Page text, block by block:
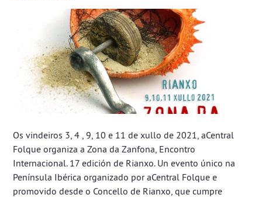
Os vindeiros 3, 4 , 9, 10 e 11 de xullo de 2021, aCentral
Folque organiza a Zona da Zanfona, Encontro
Internacional. 17 edición de Rianxo. Un evento único na
Península Ibérica organizado por aCentral Folque e
promovido desde o Concello de Rianxo, que cumpre